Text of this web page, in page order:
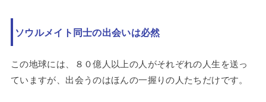
ソウルメイト同士の出会いは必然
この地球には、８０億人以上の人がそれぞれの人生を送っ
ていますが、出会うのはほんの一握りの人たちだけです。